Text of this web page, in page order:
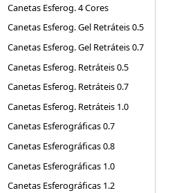
Canetas Esferog. 4 Cores
Canetas Esferog. Gel Retráteis 0.5
Canetas Esferog. Gel Retráteis 0.7
Canetas Esferog. Retráteis 0.5
Canetas Esferog. Retráteis 0.7
Canetas Esferog. Retráteis 1.0
Canetas Esferográficas 0.7
Canetas Esferográficas 0.8
Canetas Esferográficas 1.0
Canetas Esferográficas 1.2